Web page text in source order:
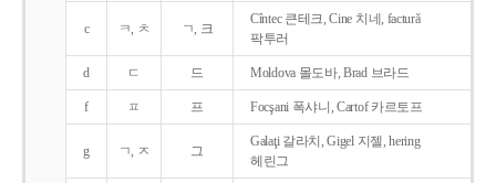
c ㅋ, ㅊ ㄱ, 크
Cîntec 큰테크, Cine 치네, facturǎ
팍투러
d ㄷ 드 Moldova 몰도바, Brad 브라드
f ㅍ 프 Focşani 폭샤니, Cartof 카르토프
g ㄱ, ㅈ 그
Galaţi 갈라치, Gigel 지젤, hering
헤린그